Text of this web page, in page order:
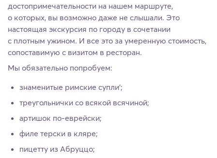
достопримечательности на нашем маршруте,
о которых, вы возможно даже не слышали. Это
настоящая экскурсия по городу в сочетании
с плотным ужином. И все это за умеренную стоимость,
сопоставимую с визитом в ресторан.
Мы обязательно попробуем:
знаменитые римские супли';
треугольнички со всякой всячиной;
артишок по-еврейски;
филе терски в кляре;
пицетту из Абруццо;